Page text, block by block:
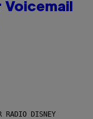
RADIO DISNEY